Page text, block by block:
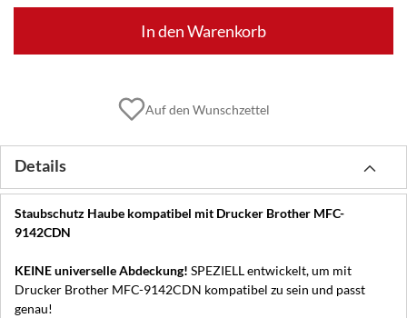
In den Warenkorb
Auf den Wunschzettel
Details
Staubschutz Haube kompatibel mit Drucker Brother MFC-
9142CDN
KEINE universelle Abdeckung! SPEZIELL entwickelt, um mit
Drucker Brother MFC-9142CDN kompatibel zu sein und passt
genau!